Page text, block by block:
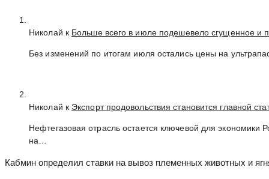
Николай к Больше всего в июле подешевело сгущенное и
Без изменений по итогам июля остались цены на
Николай к Экспорт продовольствия становится главной
Нефтегазовая отрасль остается ключевой для
на…
Кабмин определил ставки на вывоз племенных животных и